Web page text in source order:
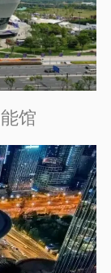
馆